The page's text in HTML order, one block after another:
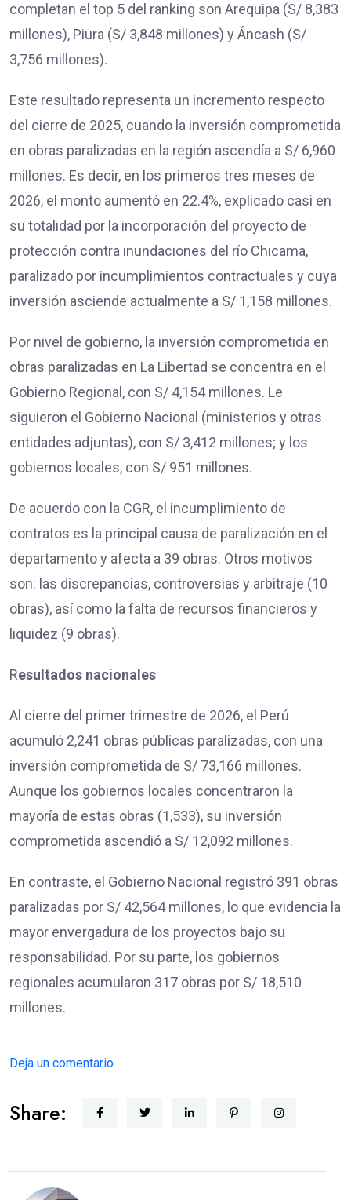
completan el top 5 del ranking son Arequipa (S/ 8,383
millones), Piura (S/ 3,848 millones) y Áncash (S/
3,756 millones).
Este resultado representa un incremento respecto
del cierre de 2025, cuando la inversión comprometida
en obras paralizadas en la región ascendía a S/ 6,960
millones. Es decir, en los primeros tres meses de
2026, el monto aumentó en 22.4%, explicado casi en
su totalidad por la incorporación del proyecto de
protección contra inundaciones del río Chicama,
paralizado por incumplimientos contractuales y cuya
inversión asciende actualmente a S/ 1,158 millones.
Por nivel de gobierno, la inversión comprometida en
obras paralizadas en La Libertad se concentra en el
Gobierno Regional, con S/ 4,154 millones. Le
siguieron el Gobierno Nacional (ministerios y otras
entidades adjuntas), con S/ 3,412 millones; y los
gobiernos locales, con S/ 951 millones.
De acuerdo con la CGR, el incumplimiento de
contratos es la principal causa de paralización en el
departamento y afecta a 39 obras. Otros motivos
son: las discrepancias, controversias y arbitraje (10
obras), así como la falta de recursos financieros y
liquidez (9 obras).
Resultados nacionales
Al cierre del primer trimestre de 2026, el Perú
acumuló 2,241 obras públicas paralizadas, con una
inversión comprometida de S/ 73,166 millones.
Aunque los gobiernos locales concentraron la
mayoría de estas obras (1,533), su inversión
comprometida ascendió a S/ 12,092 millones.
En contraste, el Gobierno Nacional registró 391 obras
paralizadas por S/ 42,564 millones, lo que evidencia la
mayor envergadura de los proyectos bajo su
responsabilidad. Por su parte, los gobiernos
regionales acumularon 317 obras por S/ 18,510
millones.
Deja un comentario
Share: